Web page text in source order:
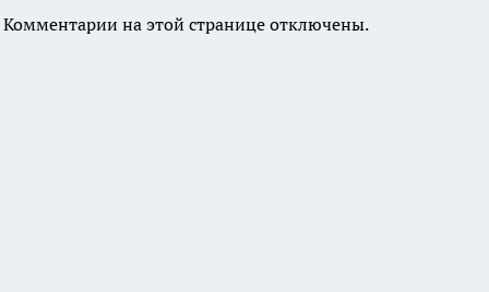
Комментарии на этой странице отключены.